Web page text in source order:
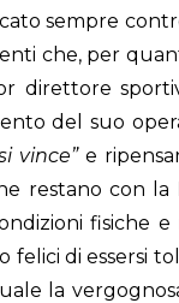
sempre
che, per
direttore
del suo
vince”e
restano con la
felici di essersi
la